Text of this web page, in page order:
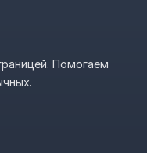
Помогаем